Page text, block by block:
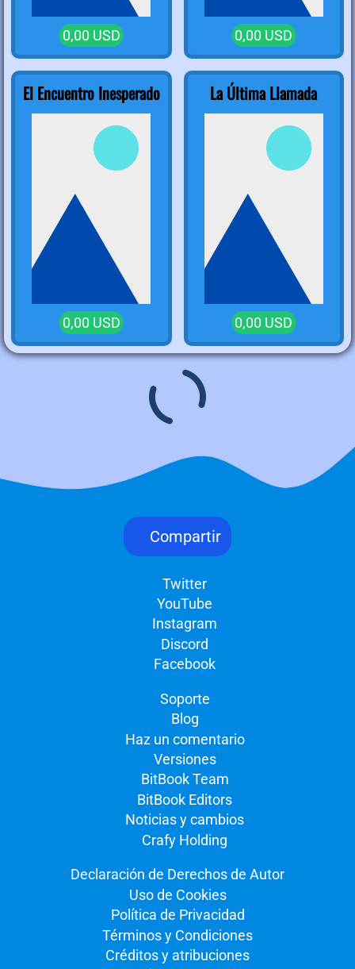
0,00 USD 0,00 USD
El Encuentro Inesperado
0,00 USD
La Última Llamada
0,00 USD
Compartir
Twitter
YouTube
Instagram
Discord
Facebook
Soporte
Blog
Haz un comentario
Versiones
BitBook Team
BitBook Editors
Noticias y cambios
Crafy Holding
Declaración de Derechos de Autor
Uso de Cookies
Política de Privacidad
Términos y Condiciones
Créditos y atribuciones